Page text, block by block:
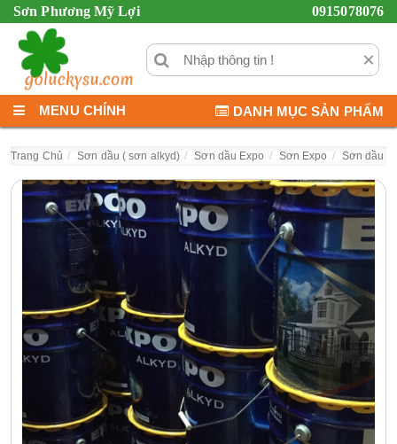
Sơn Phương Mỹ Lợi 0915078076
×
MENU CHÍNH DANH MỤC SẢN PHẨM
Trang Chủ Sơn dầu ( sơn alkyd) Sơn dầu Expo Sơn Expo Sơn dầu